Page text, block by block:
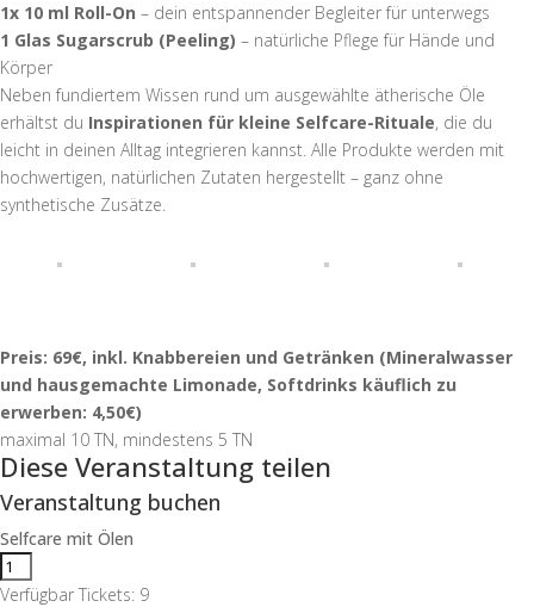
1x 10 ml Roll-On – dein entspannender Begleiter für unterwegs
1 Glas Sugarscrub (Peeling) – natürliche Pflege für Hände und
Körper
Neben fundiertem Wissen rund um ausgewählte ätherische Öle
erhältst du Inspirationen für kleine Selfcare-Rituale, die du
leicht in deinen Alltag integrieren kannst. Alle Produkte werden mit
hochwertigen, natürlichen Zutaten hergestellt – ganz ohne
synthetische Zusätze.
Preis: 69€, inkl. Knabbereien und Getränken (Mineralwasser
und hausgemachte Limonade, Softdrinks käuflich zu
erwerben: 4,50€)
maximal 10 TN, mindestens 5 TN
Diese Veranstaltung teilen
Veranstaltung buchen
Selfcare mit Ölen
Verfügbar Tickets: 9